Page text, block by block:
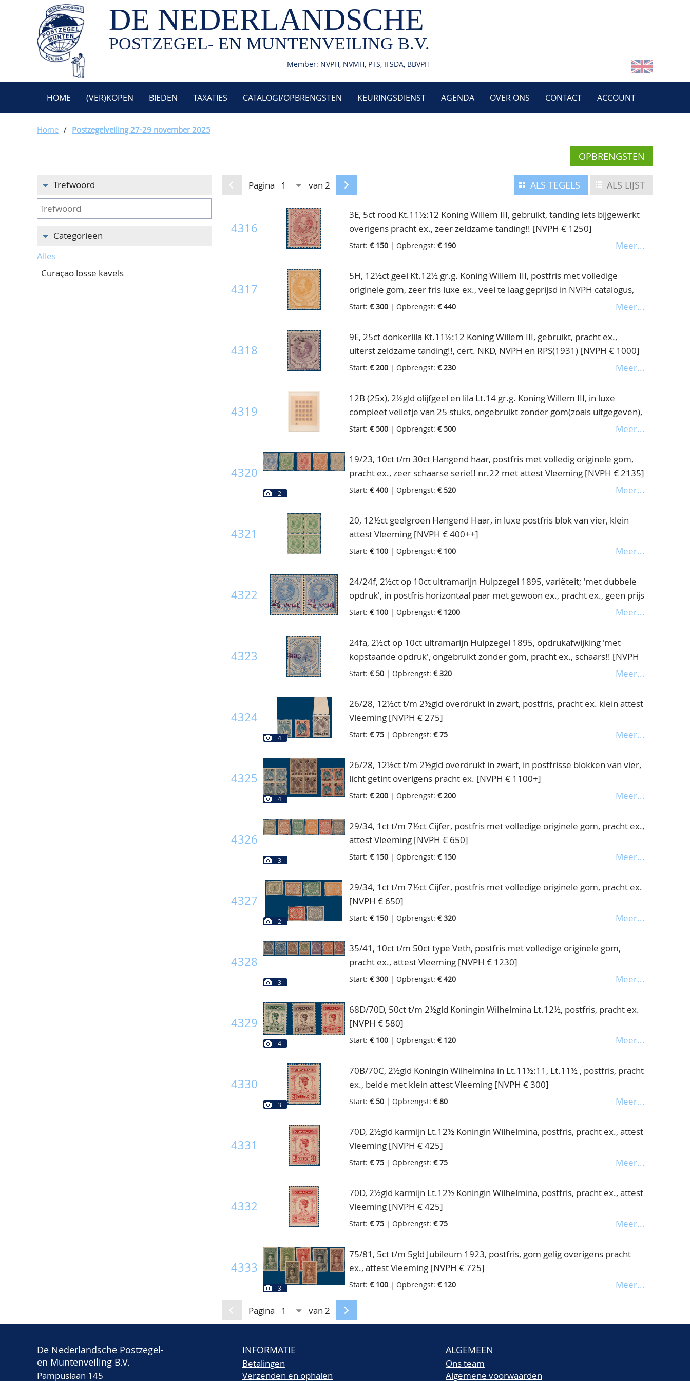
DE NEDERLANDSCHE
POSTZEGEL- EN MUNTENVEILING B.V.
Member: NVPH, NVMH, PTS, IFSDA, BBVPH
HOME (VER)KOPEN BIEDEN TAXATIES CATALOGI/OPBRENGSTEN KEURINGSDIENST AGENDA OVER ONS CONTACT ACCOUNT
Home / Postzegelveiling 27-29 november 2025
OPBRENGSTEN
Trefwoord
Categorieën
Alles
Curaçao losse kavels
ALS TEGELS ALS LIJST
Pagina van 2
4316
3E, 5ct rood Kt.11½:12 Koning Willem III, gebruikt, tanding iets bijgewerkt
overigens pracht ex., zeer zeldzame tanding!! [NVPH € 1250]
Meer...
Start: € 150 | Opbrengst: € 190
4317
5H, 12½ct geel Kt.12½ gr.g. Koning Willem III, postfris met volledige
originele gom, zeer fris luxe ex., veel te laag geprijsd in NVPH catalogus,
maar enkele ex. postfris bekend!! cert. NKD [NVPH € 700++]
Meer...
Start: € 300 | Opbrengst: € 440
4318
9E, 25ct donkerlila Kt.11½:12 Koning Willem III, gebruikt, pracht ex.,
uiterst zeldzame tanding!!, cert. NKD, NVPH en RPS(1931) [NVPH € 1000]
Meer...
Start: € 200 | Opbrengst: € 230
4319
12B (25x), 2½gld olijfgeel en lila Lt.14 gr.g. Koning Willem III, in luxe
compleet velletje van 25 stuks, ongebruikt zonder gom(zoals uitgegeven),
schaars! [NVPH € 1750+++]
Meer...
Start: € 500 | Opbrengst: € 500
4320
2
19/23, 10ct t/m 30ct Hangend haar, postfris met volledig originele gom,
pracht ex., zeer schaarse serie!! nr.22 met attest Vleeming [NVPH € 2135]
Meer...
Start: € 400 | Opbrengst: € 520
4321
20, 12½ct geelgroen Hangend Haar, in luxe postfris blok van vier, klein
attest Vleeming [NVPH € 400++]
Meer...
Start: € 100 | Opbrengst: € 100
4322
24/24f, 2½ct op 10ct ultramarijn Hulpzegel 1895, variëteit; 'met dubbele
opdruk', in postfris horizontaal paar met gewoon ex., pracht ex., geen prijs
voor postfris in catalogus!! attest Vleeming [NVPH € 345+++]
Meer...
Start: € 100 | Opbrengst: € 1200
4323
24fa, 2½ct op 10ct ultramarijn Hulpzegel 1895, opdrukafwijking 'met
kopstaande opdruk', ongebruikt zonder gom, pracht ex., schaars!! [NVPH
€ 300]
Meer...
Start: € 50 | Opbrengst: € 320
4324
4
26/28, 12½ct t/m 2½gld overdrukt in zwart, postfris, pracht ex. klein attest
Vleeming [NVPH € 275]
Meer...
Start: € 75 | Opbrengst: € 75
4325
4
26/28, 12½ct t/m 2½gld overdrukt in zwart, in postfrisse blokken van vier,
licht getint overigens pracht ex. [NVPH € 1100+]
Meer...
Start: € 200 | Opbrengst: € 200
4326
3
29/34, 1ct t/m 7½ct Cijfer, postfris met volledige originele gom, pracht ex.,
attest Vleeming [NVPH € 650]
Meer...
Start: € 150 | Opbrengst: € 150
4327
2
29/34, 1ct t/m 7½ct Cijfer, postfris met volledige originele gom, pracht ex.
[NVPH € 650]
Meer...
Start: € 150 | Opbrengst: € 320
4328
3
35/41, 10ct t/m 50ct type Veth, postfris met volledige originele gom,
pracht ex., attest Vleeming [NVPH € 1230]
Meer...
Start: € 300 | Opbrengst: € 420
4329
4
68D/70D, 50ct t/m 2½gld Koningin Wilhelmina Lt.12½, postfris, pracht ex.
[NVPH € 580]
Meer...
Start: € 100 | Opbrengst: € 120
4330
3
70B/70C, 2½gld Koningin Wilhelmina in Lt.11½:11, Lt.11½ , postfris, pracht
ex., beide met klein attest Vleeming [NVPH € 300]
Meer...
Start: € 50 | Opbrengst: € 80
4331
70D, 2½gld karmijn Lt.12½ Koningin Wilhelmina, postfris, pracht ex., attest
Vleeming [NVPH € 425]
Meer...
Start: € 75 | Opbrengst: € 75
4332
70D, 2½gld karmijn Lt.12½ Koningin Wilhelmina, postfris, pracht ex., attest
Vleeming [NVPH € 425]
Meer...
Start: € 75 | Opbrengst: € 75
4333
3
75/81, 5ct t/m 5gld Jubileum 1923, postfris, gom gelig overigens pracht
ex., attest Vleeming [NVPH € 725]
Meer...
Start: € 100 | Opbrengst: € 120
Pagina van 2
De Nederlandsche Postzegel-
en Muntenveiling B.V.
Pampuslaan 145
INFORMATIE
Betalingen
Verzenden en ophalen
ALGEMEEN
Ons team
Algemene voorwaarden